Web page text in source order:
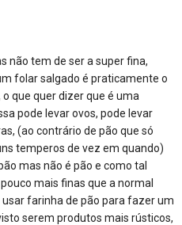
não tem de ser a super fina,
folar salgado é praticamente o
que quer dizer que é uma
pode levar ovos, pode levar
(ao contrário de pão que só
temperos de vez em quando)
mas não é pão e como tal
mais finas que a normal
farinha de pão para fazer um
serem produtos mais rústicos,